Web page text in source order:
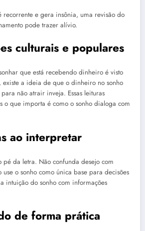
recorrente e gera insônia, uma revisão do
pode trazer alívio.
culturais e populares
que está recebendo dinheiro é visto
existe a ideia de que o dinheiro no sonho
não atrair inveja. Essas leituras
o que importa é como o sonho dialoga com
ao interpretar
pé da letra. Não confunda desejo com
use o sonho como única base para decisões
intuição do sonho com informações
de forma prática